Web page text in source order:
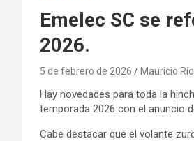
Emelec SC se
2026.
5 de febrero de 2026 Mauricio
Hay novedades para toda la
temporada 2026 con el anuncio
Cabe destacar que el volante